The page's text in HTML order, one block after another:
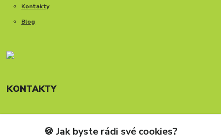
Kontakty
Blog
KONTAKTY
Telefon: +420 777 288 882
Provozní doba Po-Pá, 8-15:30 hod.
🍪 Jak byste rádi své cookies?